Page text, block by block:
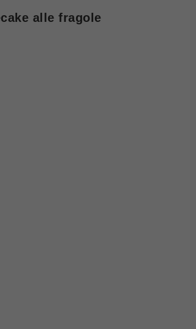
alle fragole